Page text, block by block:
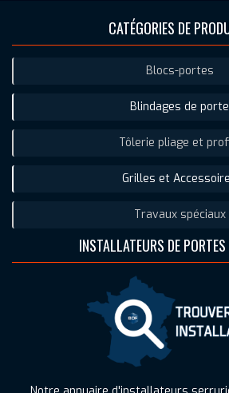
CATÉGORIES DE
Blocs-portes
Blindages de porte
Tôlerie pliage et
Grilles et
Travaux spéciaux
INSTALLATEURS DE